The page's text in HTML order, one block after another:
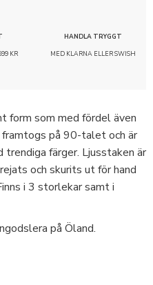
KR
HANDLA TRYGGT
MED KLARNA ELLER SWISH
form som med fördel även
framtogs på 90-talet och är
färger. Ljusstaken är
och skurits ut för hand
i 3 storlekar samt i
på Öland.